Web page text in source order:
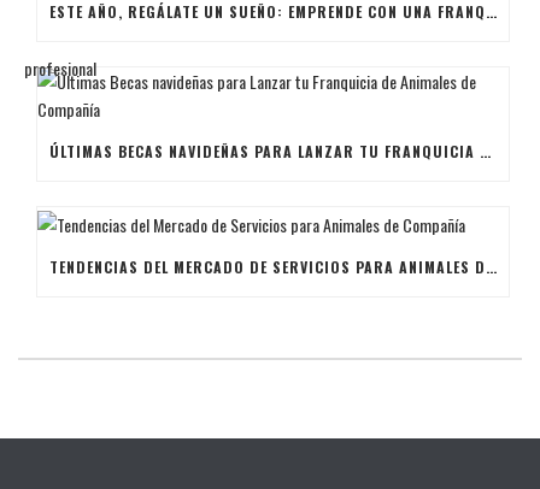
ESTE AÑO, REGÁLATE UN SUEÑO: EMPRENDE CON UNA FRANQUICIA DE EL PERRO FELIZ
ÚLTIMAS BECAS NAVIDEÑAS PARA LANZAR TU FRANQUICIA DE ANIMALES DE COMPAÑÍA
TENDENCIAS DEL MERCADO DE SERVICIOS PARA ANIMALES DE COMPAÑÍA